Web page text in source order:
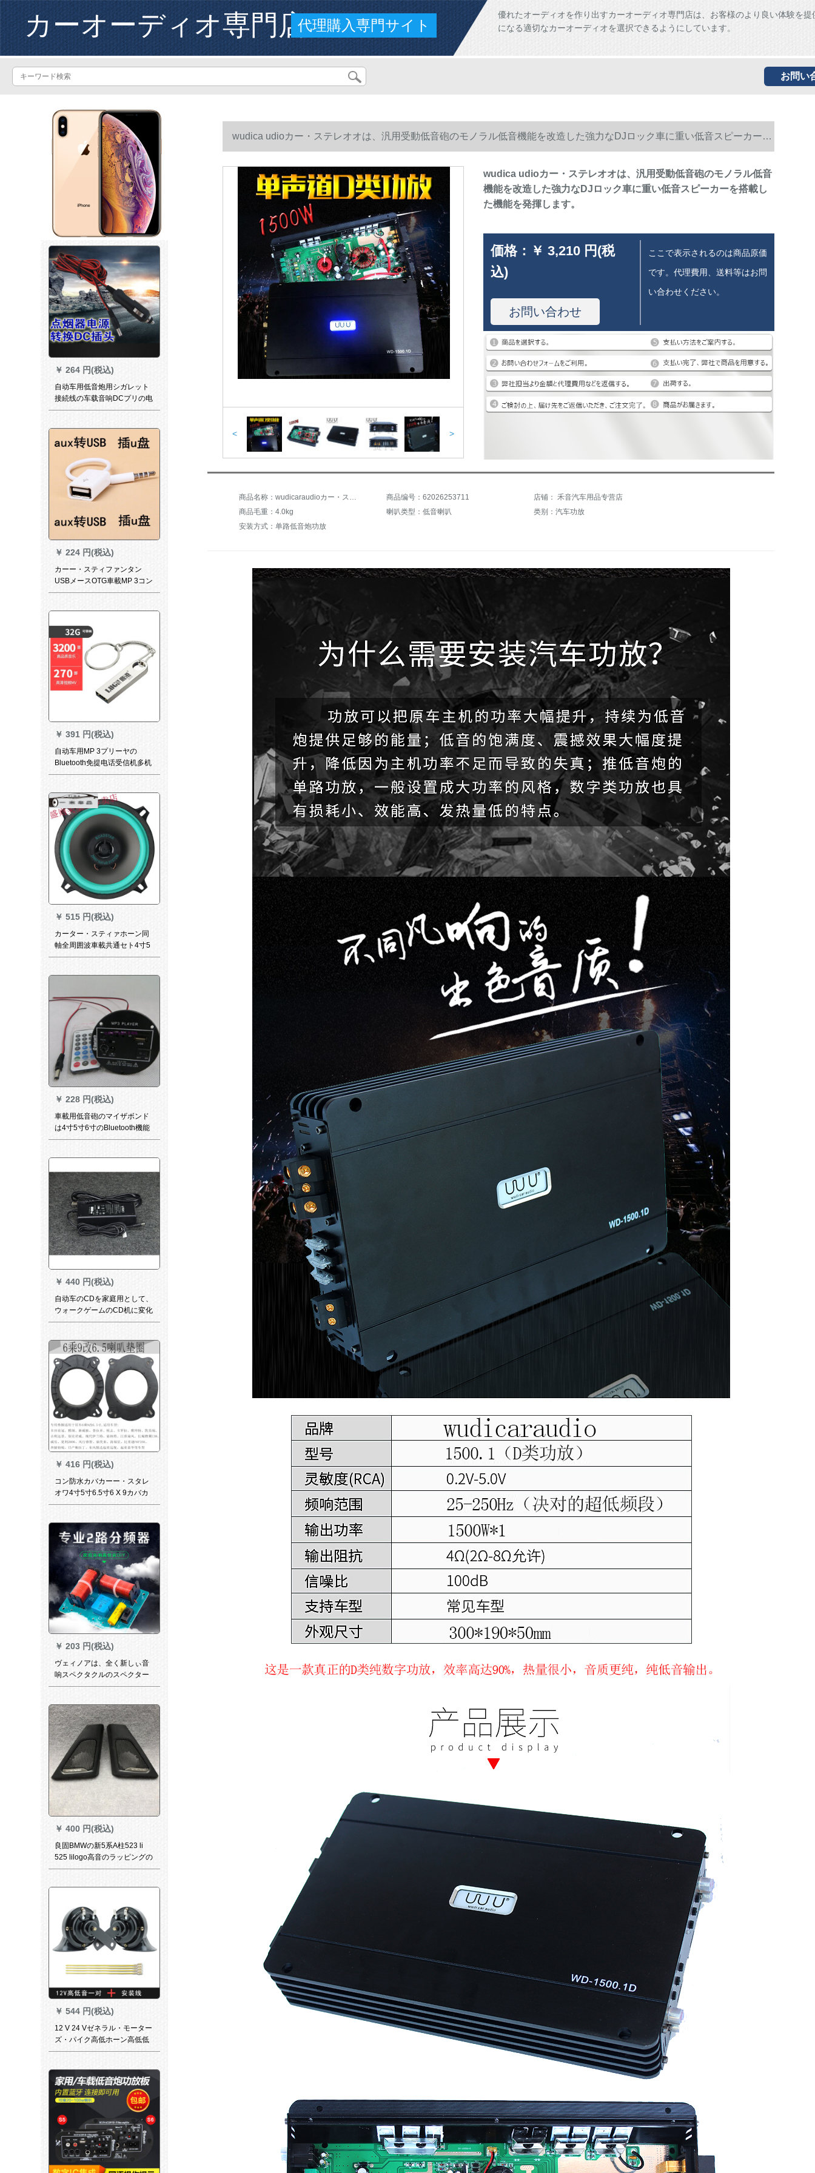
カーオーディオ専門店代理購入専門サイト
優れたオーディオを作り出すカーオーディオ専門店は、お客様のより良い体験を提
になる適切なカーオーディオを選択できるようにしています。
お問い
￥ 264 円(税込)
自动车用低音炮用シガレット
接続线の车载音响DCプリの电
源ラインの大出力は12 V 24 V
￥ 224 円(税込)
カーー・スティファンタン
USBメースOTG車載MP 3コン
バータ型5 Pインフォース
￥ 391 円(税込)
自动车用MP 3プリーヤの
Bluetooth免提电话受信机多机
能uディック自动车音乐车音乐
3400曲＋200台のビディオ）
は、公式标准装备です。
￥ 515 円(税込)
カーター・スティァホーン同
軸全周囲波車載共通セト4寸5
寸改ぞぞ重低音5寸組に適用し
￥ 228 円(税込)
車載用低音砲のマイザボンド
は4寸5寸6寸のBluetooth機能
プリセットは12 v 24 v 220 V
￥ 440 円(税込)
自动车のCDを家庭用として、
ウォークゲームのCD机に変化
して家庭用オーストリアの大
の电源に変更しました。
￥ 416 円(税込)
コン防水カバカーー・スタレ
オワ4寸5寸6.5寸6 X 9カバカ
ッカート6挂ける9改6.5ペア
￥ 203 円(税込)
ヴェィノアは、全く新しぃ音
响スペクタクルのスペクター
カード分周器に适合します。
上器です。HIFI D 227（二分
周器）
￥ 400 円(税込)
良固BMWの新5系A柱523 li
525 lilogo高音のラッピングの
カーは线のペアの価格を损な
￥ 544 円(税込)
12 V 24 Vゼネラル・モーター
ズ・パイク高低ホーン高低低
音バスバスバスバーとかラッ
+取り付けライン
wudica udioカー・ステレオオは、汎用受動低音砲のモノラル低音機能を改造した強力なDJロック車に重い低音スピーカーを
搭載した機能を発揮します。
< >
wudica udioカー・ステレオオは、汎用受動低音砲のモノラル低音
機能を改造した強力なDJロック車に重い低音スピーカーを搭載し
た機能を発揮します。
価格： ￥ 3,210 円(税
込)
お問い合わせ
ここで表示されるのは商品原価
です。代理費用、送料等はお問
い合わせください。
商品名称：wudicaraudioカー・ステレオ改装通用无源低音炮单声道低音功放强劲DJ摇滚车载重低音喇叭功放 商品编号：62026253711
店铺： 禾音汽车用品专营店
商品毛重：4.0kg
喇叭类型：低音喇叭
类别：汽车功放
安装方式：单路低音炮功放